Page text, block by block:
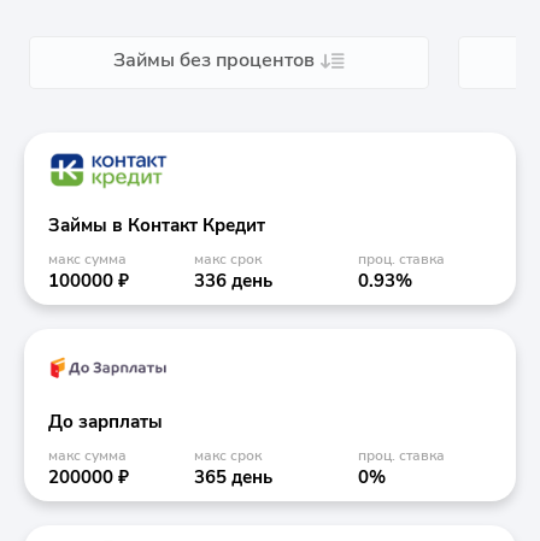
Займы без процентов
Займы в Контакт Кредит
макс сумма
100000 ₽
макс срок
336 день
проц. ставка
0.93%
До зарплаты
макс сумма
200000 ₽
макс срок
365 день
проц. ставка
0%